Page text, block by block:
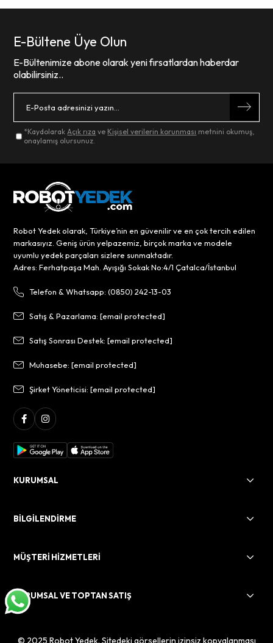
E-Bültene Üye Olun
E-Bültenimize abone olarak yeni fırsatlardan haberdar
olabilirsiniz..
*KaydolarakAçık rıza ve Kişisel verilerin korunması metnini okumuş,
onaylamış olursunuz.
Robot Yedek olarak, Türkiye’nin en güvenilir ve en çok tercih edilen
markasıyız. Geniş ürün yelpazemiz, birçok marka ve modele
uyumlu yedek parçaları sizlere sunmaktadır.
Adres: Ferhatpaşa Mah. Ayışığı Sokak No:4/1 Çatalca/İstanbul
Telefon & Whatsapp: (0850) 242-13-03
Satış & Pazarlama:[email protected]
Satış Sonrası Destek:[email protected]
Muhasebe:[email protected]
Şirket Yöneticisi:[email protected]
KURUMSAL
BİLGİLENDİRME
MÜŞTERİ HİZMETLERİ
KURUMSAL VE TOPTAN SATIŞ
© 2025 Robot Yedek. Sitedeki görsellerin izinsiz kopyalanması